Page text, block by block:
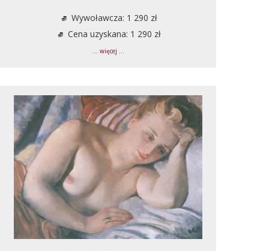
Wywoławcza: 1 290 zł
Cena uzyskana: 1 290 zł
... więcej ...